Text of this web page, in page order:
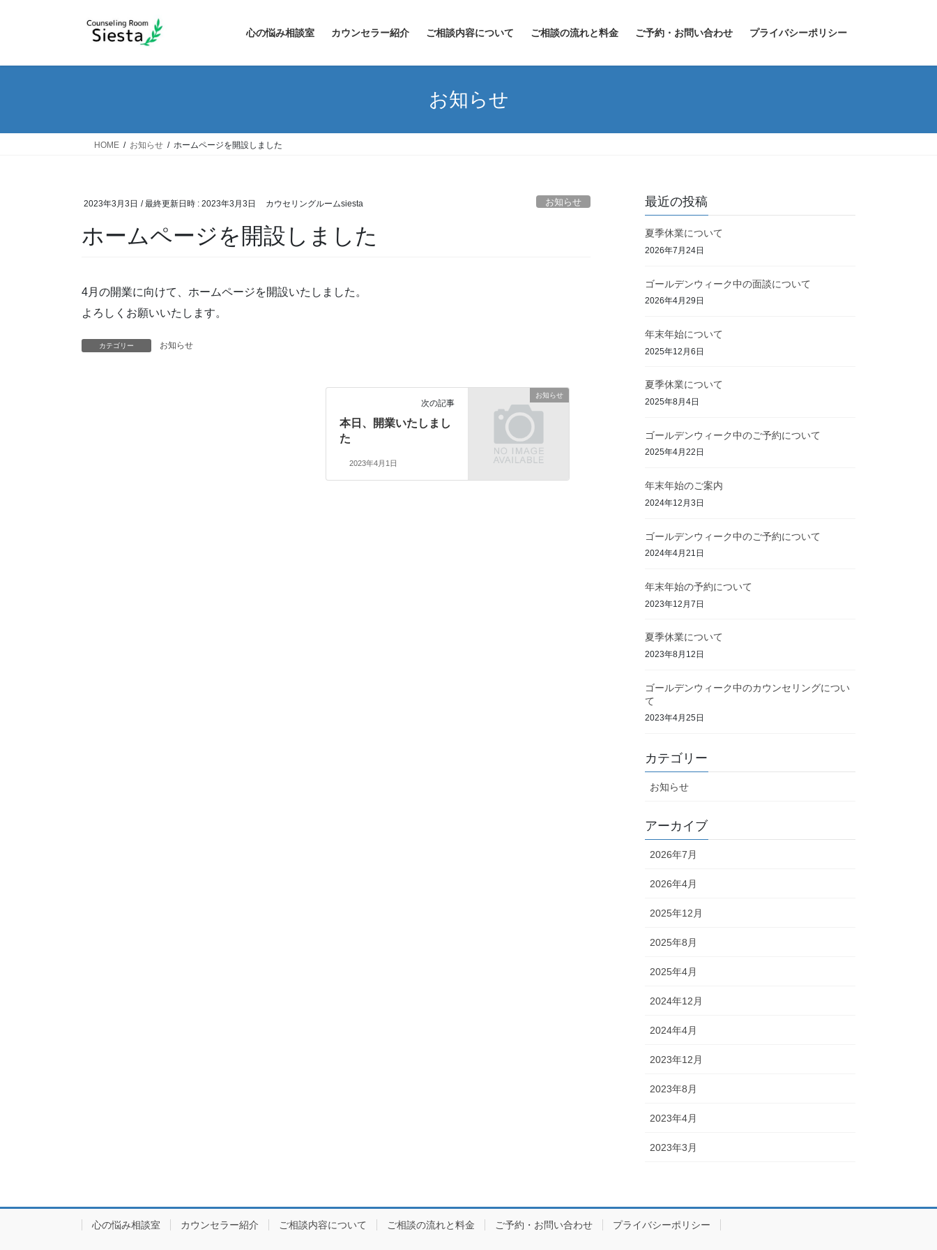
心の悩み相談室 カウンセラー紹介 ご相談内容について ご相談の流れと料金 ご予約・お問い合わせ プライバシーポリシー
お知らせ
HOME お知らせ ホームページを開設しました
2023年3月3日 / 最終更新日時 : 2023年3月3日 カウセリングルームsiesta お知らせ
ホームページを開設しました
4月の開業に向けて、ホームページを開設いたしました。
よろしくお願いいたします。
カテゴリー お知らせ
お知らせ
次の記事
本日、開業いたしまし
た
2023年4月1日
最近の投稿
夏季休業について
2026年7月24日
ゴールデンウィーク中の面談について
2026年4月29日
年末年始について
2025年12月6日
夏季休業について
2025年8月4日
ゴールデンウィーク中のご予約について
2025年4月22日
年末年始のご案内
2024年12月3日
ゴールデンウィーク中のご予約について
2024年4月21日
年末年始の予約について
2023年12月7日
夏季休業について
2023年8月12日
ゴールデンウィーク中のカウンセリングについ
て
2023年4月25日
カテゴリー
お知らせ
アーカイブ
2026年7月
2026年4月
2025年12月
2025年8月
2025年4月
2024年12月
2024年4月
2023年12月
2023年8月
2023年4月
2023年3月
心の悩み相談室 カウンセラー紹介 ご相談内容について ご相談の流れと料金 ご予約・お問い合わせ プライバシーポリシー